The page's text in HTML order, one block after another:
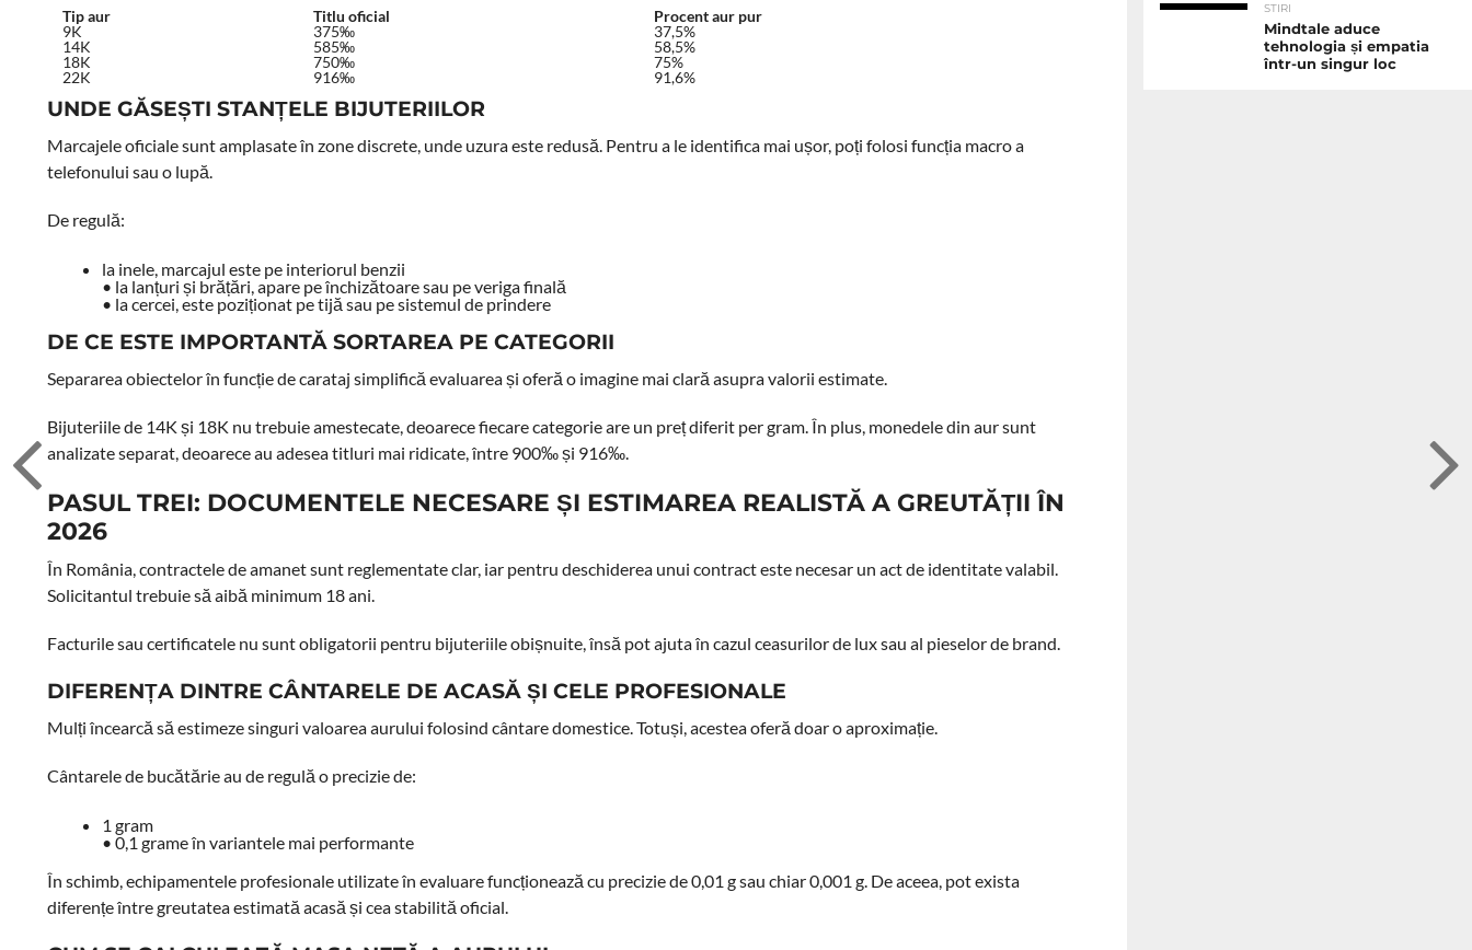
Tip aur Titlu oficial
Procent aur pur
9K
375‰
37,5%
14K
585‰
58,5%
18K
750‰
75%
22K
916‰ 91,6%
UNDE GĂSEȘTI STANȚELE BIJUTERIILOR
Marcajele oficiale sunt amplasate în zone discrete, unde uzura este redusă. Pentru a le identifica mai ușor, poți folosi funcția macro a
telefonului sau o lupă.
De regulă:
la inele, marcajul este pe interiorul benzii
• la lanțuri și brățări, apare pe închizătoare sau pe veriga finală
• la cercei, este poziționat pe tijă sau pe sistemul de prindere
DE CE ESTE IMPORTANTĂ SORTAREA PE CATEGORII
Separarea obiectelor în funcție de carataj simplifică evaluarea și oferă o imagine mai clară asupra valorii estimate.
Bijuteriile de 14K și 18K nu trebuie amestecate, deoarece fiecare categorie are un preț diferit per gram. În plus, monedele din aur sunt
analizate separat, deoarece au adesea titluri mai ridicate, între 900‰ și 916‰.
PASUL TREI: DOCUMENTELE NECESARE ȘI ESTIMAREA REALISTĂ A GREUTĂȚII ÎN
2026
În România, contractele de amanet sunt reglementate clar, iar pentru deschiderea unui contract este necesar un act de identitate valabil.
Solicitantul trebuie să aibă minimum 18 ani.
Facturile sau certificatele nu sunt obligatorii pentru bijuteriile obișnuite, însă pot ajuta în cazul ceasurilor de lux sau al pieselor de brand.
DIFERENȚA DINTRE CÂNTARELE DE ACASĂ ȘI CELE PROFESIONALE
Mulți încearcă să estimeze singuri valoarea aurului folosind cântare domestice. Totuși, acestea oferă doar o aproximație.
Cântarele de bucătărie au de regulă o precizie de:
1 gram
• 0,1 grame în variantele mai performante
În schimb, echipamentele profesionale utilizate în evaluare funcționează cu precizie de 0,01 g sau chiar 0,001 g. De aceea, pot exista
diferențe între greutatea estimată acasă și cea stabilită oficial.
STIRI
Mindtale aduce
tehnologia și empatia
într-un singur loc